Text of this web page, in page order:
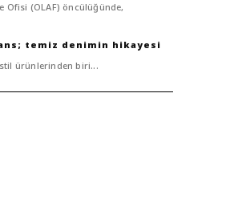
Ofisi (OLAF) öncülüğünde,
temiz denimin hikayesi
ürünlerinden biri...